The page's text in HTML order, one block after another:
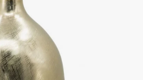
Глазго